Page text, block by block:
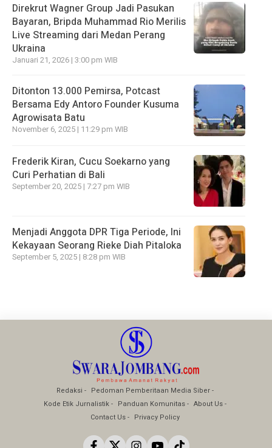
Direkrut Wagner Group Jadi Pasukan
Bayaran, Bripda Muhammad Rio Merilis
Live Streaming dari Medan Perang
Ukraina
Januari 21, 2026 | 3:00 pm WIB
Ditonton 13.000 Pemirsa, Potcast
Bersama Edy Antoro Founder Kusuma
Agrowisata Batu
November 6, 2025 | 11:29 pm WIB
Frederik Kiran, Cucu Soekarno yang
Curi Perhatian di Bali
September 20, 2025 | 7:27 pm WIB
Menjadi Anggota DPR Tiga Periode, Ini
Kekayaan Seorang Rieke Diah Pitaloka
September 5, 2025 | 8:28 pm WIB
Redaksi
Pedoman Pemberitaan Media Siber
Kode Etik Jurnalistik
Panduan Komunitas
About Us
Contact Us
Privacy Policy